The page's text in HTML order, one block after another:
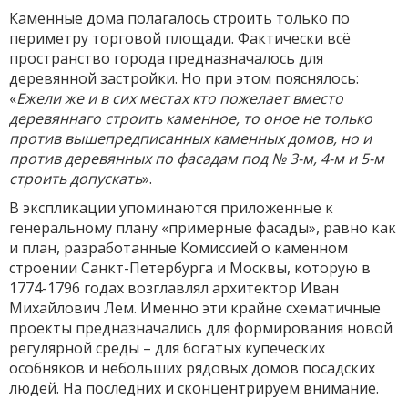
Каменные дома полагалось строить только по
периметру торговой площади. Фактически всё
пространство города предназначалось для
деревянной застройки. Но при этом пояснялось:
«Ежели же и в сих местах кто пожелает вместо
деревяннаго строить каменное, то оное не только
против вышепредписанных каменных домов, но и
против деревянных по фасадам под № 3-м, 4-м и 5-м
строить допускать».
В экспликации упоминаются приложенные к
генеральному плану «примерные фасады», равно как
и план, разработанные Комиссией о каменном
строении Санкт-Петербурга и Москвы, которую в
1774-1796 годах возглавлял архитектор Иван
Михайлович Лем. Именно эти крайне схематичные
проекты предназначались для формирования новой
регулярной среды – для богатых купеческих
особняков и небольших рядовых домов посадских
людей. На последних и сконцентрируем внимание.